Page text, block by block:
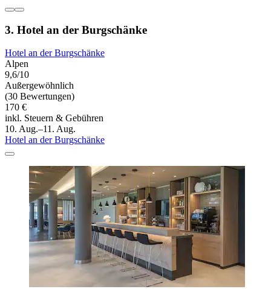
3. Hotel an der Burgschänke
Hotel an der Burgschänke
Alpen
9,6/10
Außergewöhnlich
(30 Bewertungen)
170 €
inkl. Steuern & Gebühren
10. Aug.–11. Aug.
Hotel an der Burgschänke